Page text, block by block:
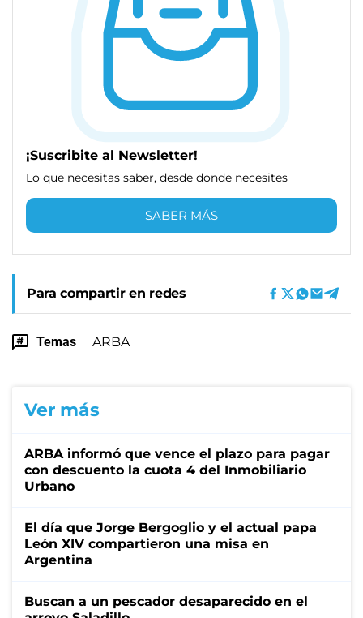
¡Suscribite al Newsletter!
Lo que necesitas saber, desde donde necesites
SABER MÁS
Para compartir en redes
Temas ARBA
Ver más
ARBA informó que vence el plazo para pagar
con descuento la cuota 4 del Inmobiliario
Urbano
El día que Jorge Bergoglio y el actual papa
León XIV compartieron una misa en
Argentina
Buscan a un pescador desaparecido en el